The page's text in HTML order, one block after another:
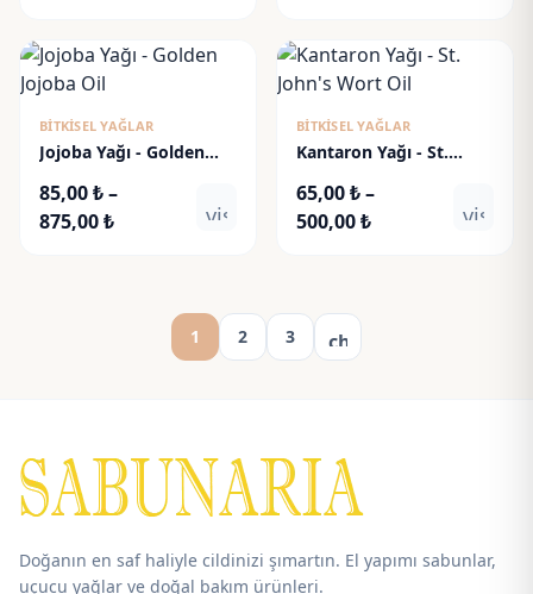
600,00 ₺
105,00 ₺
-
1.545,00 ₺
BITKISEL YAĞLAR
Jojoba Yağı - Golden
85,00₺–
875,00₺Fiyat
visibility
BITKISEL YAĞLAR
Kantaron Yağı - St.
65,00₺–
500,00₺Fiyat
1 2 3 chevron_right
Doğanın en saf haliyle cildinizi şımartın. El yapımı sabunlar,
uçucu yağlar ve doğal bakım ürünleri.